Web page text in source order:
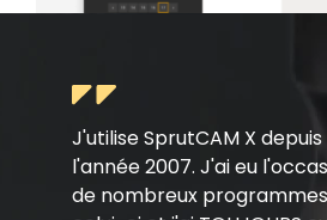
J'utilise SprutCAM X
l'année 2007. J'ai eu
de nombreux